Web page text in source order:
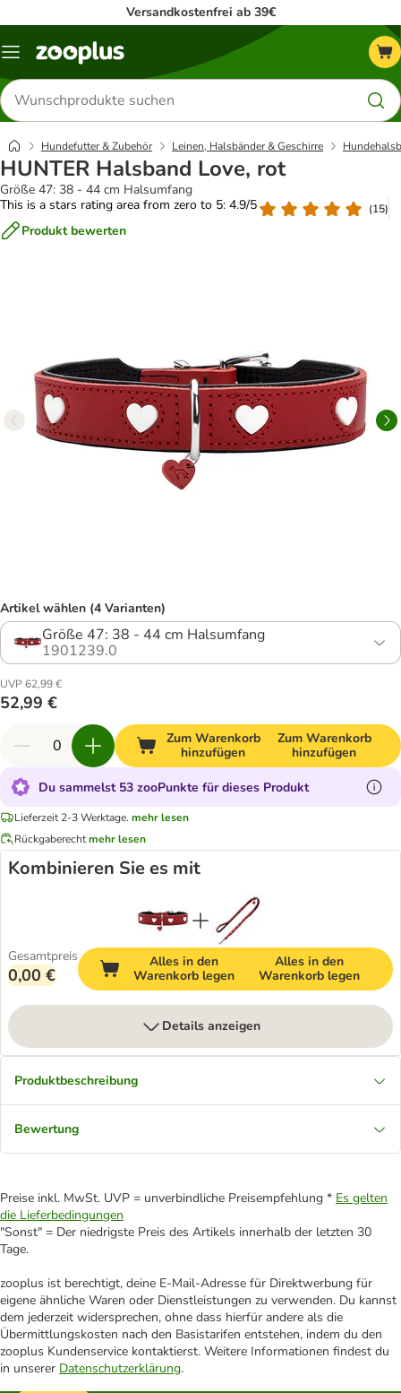
Versandkostenfrei ab 39€
Menü
Produkte
suchen
Hundefutter & Zubehör Leinen, Halsbänder & Geschirre
HUNTER Halsband Love, rot
Größe 47: 38 - 44 cm Halsumfang
This is a stars rating area from zero to 5: 4.9/5
(15)
Produkt bewerten
Artikel wählen (4 Varianten)
Größe 47: 38 - 44 cm Halsumfang
1901239.0
UVP 62,99 €
52,99 €
Zum Warenkorb
hinzufügen
Zum Warenkorb
hinzufügen
Du sammelst 53 zooPunkte für dieses Produkt
Lieferzeit 2-3 Werktage. mehr lesen
Rückgaberechtmehr lesen
Kombinieren Sie es mit
Gesamtpreis
0,00 €
Alles in den
Warenkorb legen
Alles in den
Warenkorb legen
Details anzeigen
Produktbeschreibung
Bewertung
Preise inkl. MwSt. UVP = unverbindliche Preisempfehlung * Es gelten
die Lieferbedingungen
"Sonst" = Der niedrigste Preis des Artikels innerhalb der letzten 30
Tage.
zooplus ist berechtigt, deine E-Mail-Adresse für Direktwerbung für
eigene ähnliche Waren oder Dienstleistungen zu verwenden. Du kannst
dem jederzeit widersprechen, ohne dass hierfür andere als die
Übermittlungskosten nach den Basistarifen entstehen, indem du den
zooplus Kundenservice kontaktierst. Weitere Informationen findest du
in unserer Datenschutzerklärung.